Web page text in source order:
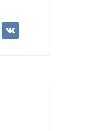
vkontakte